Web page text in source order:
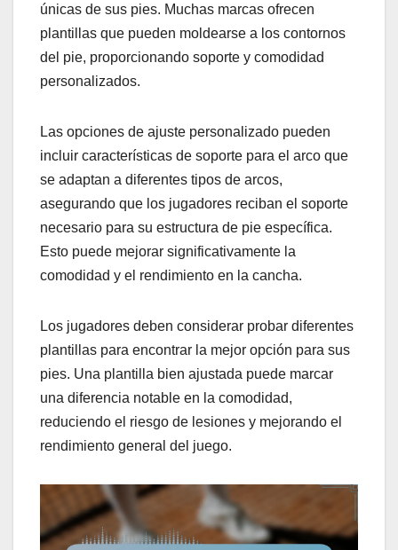
únicas de sus pies. Muchas marcas ofrecen
plantillas que pueden moldearse a los contornos
del pie, proporcionando soporte y comodidad
personalizados.
Las opciones de ajuste personalizado pueden
incluir características de soporte para el arco que
se adaptan a diferentes tipos de arcos,
asegurando que los jugadores reciban el soporte
necesario para su estructura de pie específica.
Esto puede mejorar significativamente la
comodidad y el rendimiento en la cancha.
Los jugadores deben considerar probar diferentes
plantillas para encontrar la mejor opción para sus
pies. Una plantilla bien ajustada puede marcar
una diferencia notable en la comodidad,
reduciendo el riesgo de lesiones y mejorando el
rendimiento general del juego.